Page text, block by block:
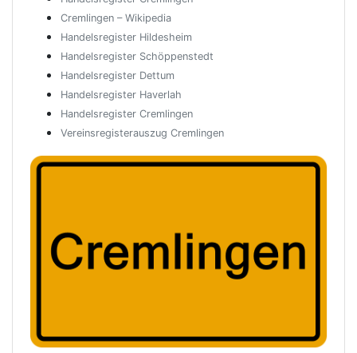
Cremlingen – Wikipedia
Handelsregister Hildesheim
Handelsregister Schöppenstedt
Handelsregister Dettum
Handelsregister Haverlah
Handelsregister Cremlingen
Vereinsregisterauszug Cremlingen